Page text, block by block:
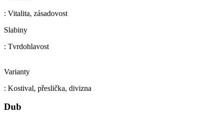
: Vitalita, zásadovost
Slabiny
: Tvrdohlavost
Varianty
: Kostival, přeslička, divizna
Dub